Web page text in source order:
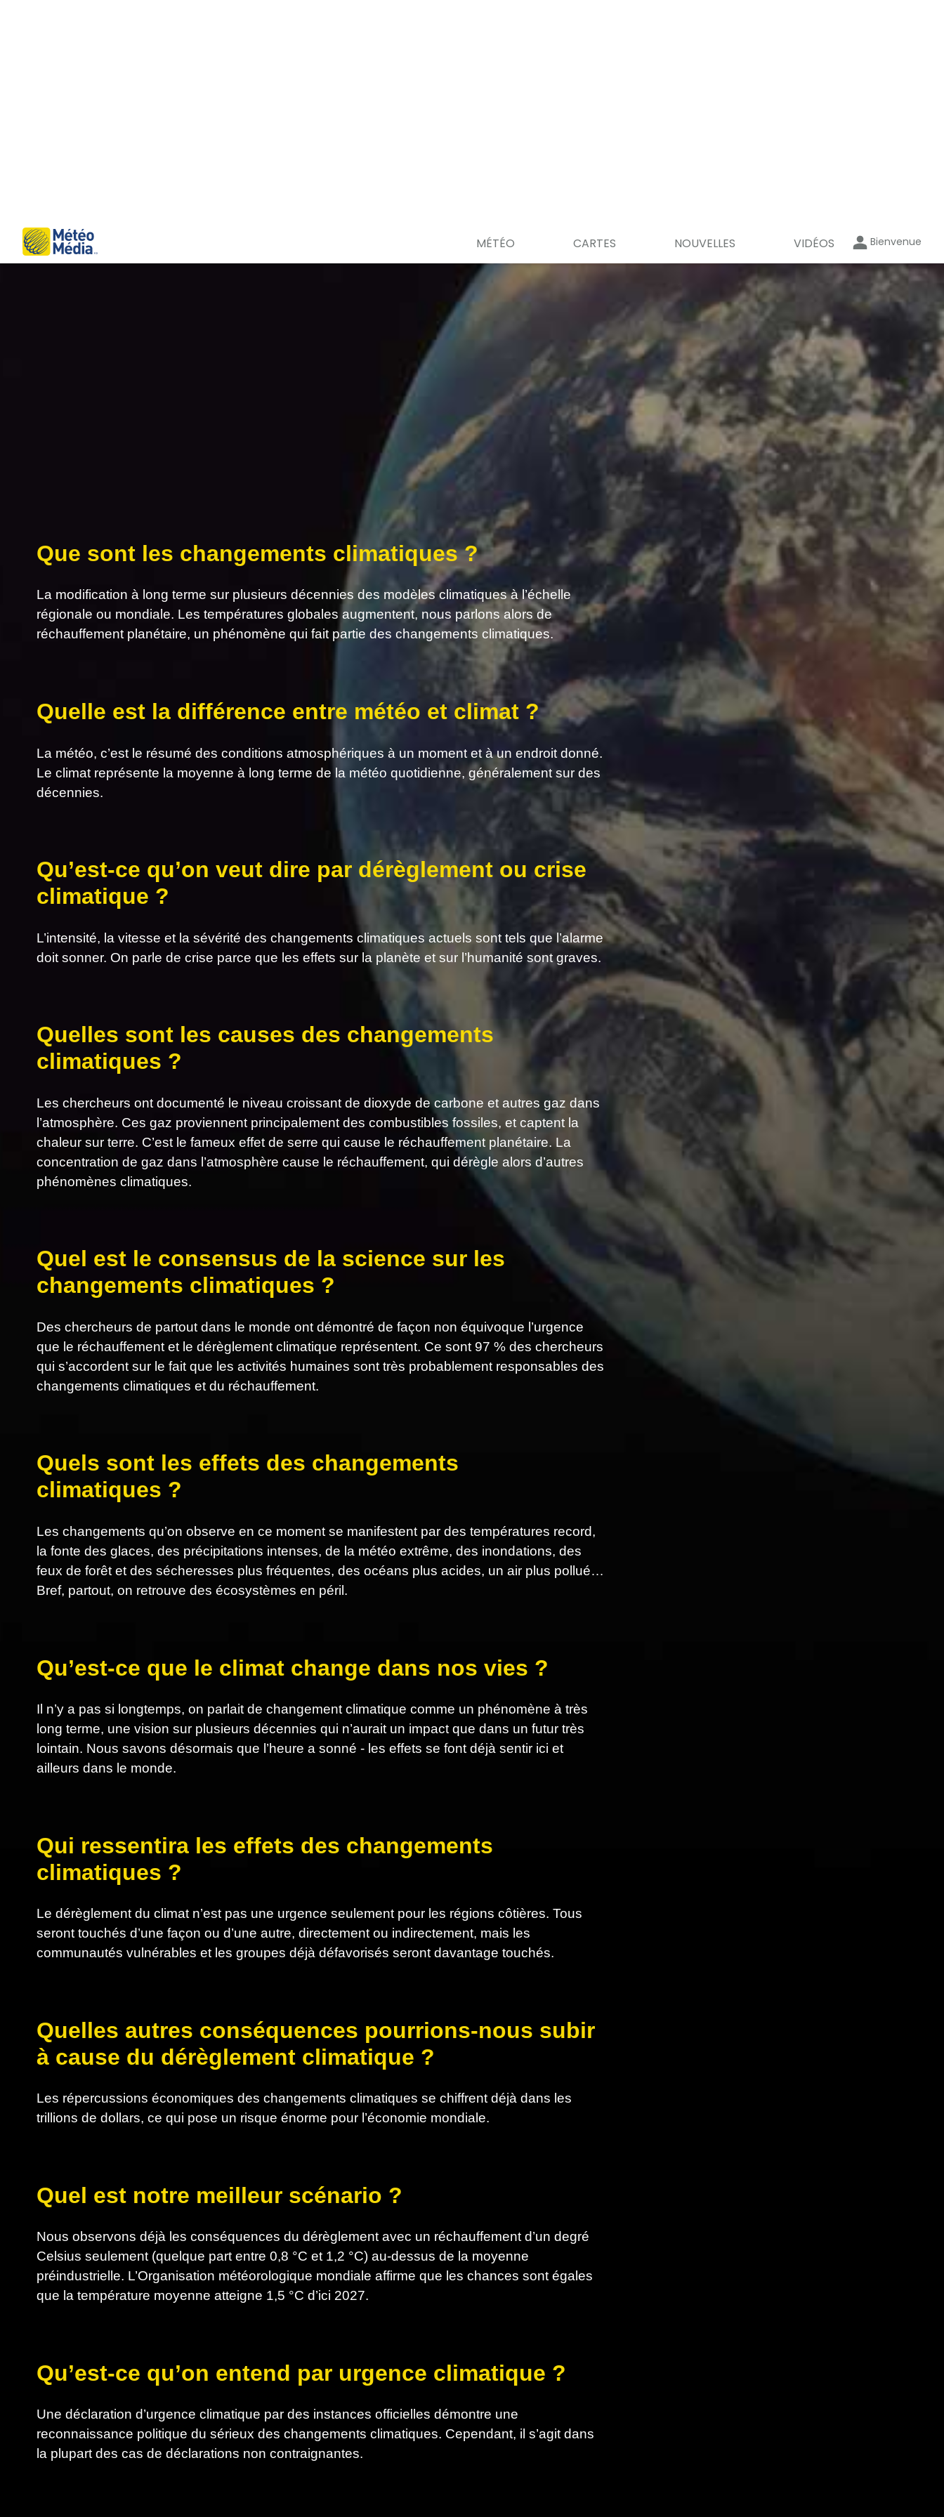
MÉTÉO CARTES NOUVELLES VIDÉOS Bienvenue
Que sont les changements climatiques ?
La modification à long terme sur plusieurs décennies des modèles climatiques à l’échelle
régionale ou mondiale. Les températures globales augmentent, nous parlons alors de
réchauffement planétaire, un phénomène qui fait partie des changements climatiques.
Quelle est la différence entre météo et climat ?
La météo, c’est le résumé des conditions atmosphériques à un moment et à un endroit donné.
Le climat représente la moyenne à long terme de la météo quotidienne, généralement sur des
décennies.
Qu’est-ce qu’on veut dire par dérèglement ou crise
climatique ?
L’intensité, la vitesse et la sévérité des changements climatiques actuels sont tels que l’alarme
doit sonner. On parle de crise parce que les effets sur la planète et sur l’humanité sont graves.
Quelles sont les causes des changements
climatiques ?
Les chercheurs ont documenté le niveau croissant de dioxyde de carbone et autres gaz dans
l’atmosphère. Ces gaz proviennent principalement des combustibles fossiles, et captent la
chaleur sur terre. C’est le fameux effet de serre qui cause le réchauffement planétaire. La
concentration de gaz dans l’atmosphère cause le réchauffement, qui dérègle alors d’autres
phénomènes climatiques.
Quel est le consensus de la science sur les
changements climatiques ?
Des chercheurs de partout dans le monde ont démontré de façon non équivoque l’urgence
que le réchauffement et le dérèglement climatique représentent. Ce sont 97 % des chercheurs
qui s’accordent sur le fait que les activités humaines sont très probablement responsables des
changements climatiques et du réchauffement.
Quels sont les effets des changements
climatiques ?
Les changements qu’on observe en ce moment se manifestent par des températures record,
la fonte des glaces, des précipitations intenses, de la météo extrême, des inondations, des
feux de forêt et des sécheresses plus fréquentes, des océans plus acides, un air plus pollué…
Bref, partout, on retrouve des écosystèmes en péril.
Qu’est-ce que le climat change dans nos vies ?
Il n’y a pas si longtemps, on parlait de changement climatique comme un phénomène à très
long terme, une vision sur plusieurs décennies qui n’aurait un impact que dans un futur très
lointain. Nous savons désormais que l’heure a sonné - les effets se font déjà sentir ici et
ailleurs dans le monde.
Qui ressentira les effets des changements
climatiques ?
Le dérèglement du climat n’est pas une urgence seulement pour les régions côtières. Tous
seront touchés d’une façon ou d’une autre, directement ou indirectement, mais les
communautés vulnérables et les groupes déjà défavorisés seront davantage touchés.
Quelles autres conséquences pourrions-nous subir
à cause du dérèglement climatique ?
Les répercussions économiques des changements climatiques se chiffrent déjà dans les
trillions de dollars, ce qui pose un risque énorme pour l’économie mondiale.
Quel est notre meilleur scénario ?
Nous observons déjà les conséquences du dérèglement avec un réchauffement d’un degré
Celsius seulement (quelque part entre 0,8 °C et 1,2 °C) au-dessus de la moyenne
préindustrielle. L’Organisation météorologique mondiale affirme que les chances sont égales
que la température moyenne atteigne 1,5 °C d’ici 2027.
Qu’est-ce qu’on entend par urgence climatique ?
Une déclaration d’urgence climatique par des instances officielles démontre une
reconnaissance politique du sérieux des changements climatiques. Cependant, il s’agit dans
la plupart des cas de déclarations non contraignantes.